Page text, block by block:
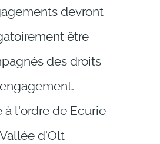
devront
être
des droits
à l'ordre de Ecurie
Vallée d'Olt